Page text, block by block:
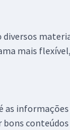
diversos
mais